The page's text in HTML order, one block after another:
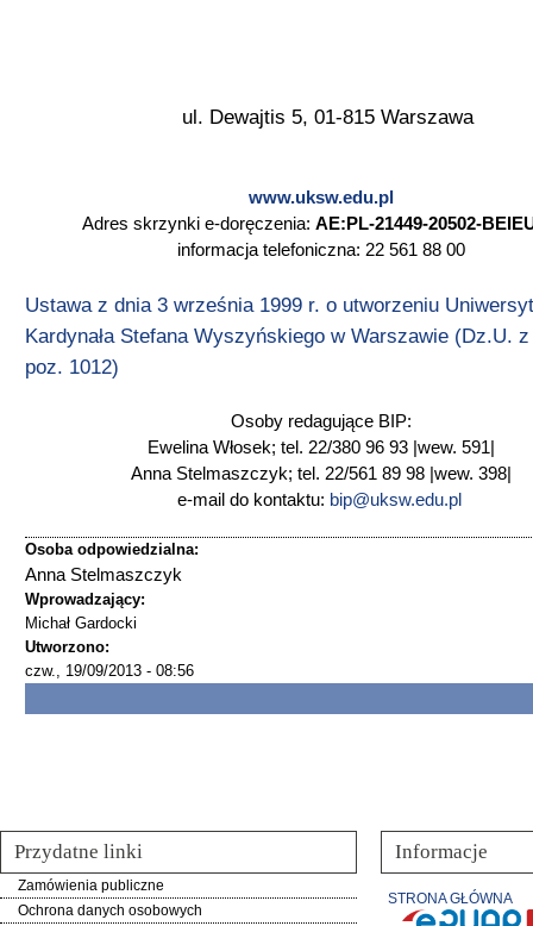
ul. Dewajtis 5, 01-815 Warszawa
www.uksw.edu.pl
Adres skrzynki e-doręczenia: AE:PL-21449-20502-
informacja telefoniczna: 22 561 88 00
Ustawa z dnia 3 września 1999 r. o utworzeniu
Kardynała Stefana Wyszyńskiego w Warszawie (Dz.U.
poz. 1012)
Osoby redagujące BIP:
Ewelina Włosek; tel. 22/380 96 93 |wew. 591|
Anna Stelmaszczyk; tel. 22/561 89 98 |wew. 398|
e-mail do kontaktu: bip@uksw.edu.pl
Osoba odpowiedzialna:
Anna Stelmaszczyk
Wprowadzający:
Michał Gardocki
Utworzono:
czw., 19/09/2013 - 08:56
Przydatne linki
Zamówienia publiczne
Ochrona danych osobowych
Informacje
STRONA GŁÓWNA